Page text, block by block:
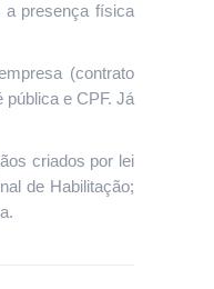
a presença física
(contrato
e CPF. Já
criados por lei
de Habilitação;